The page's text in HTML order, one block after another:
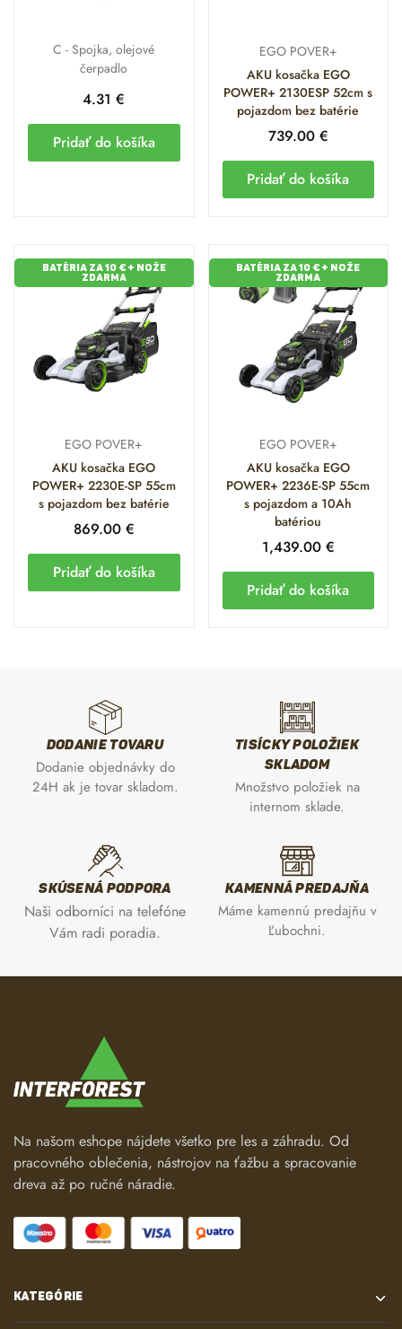
C - Spojka, olejové
čerpadlo
4.31€
Pridať do košíka
EGO POVER+
AKU kosačka EGO
POWER+ 2130ESP 52cm s
pojazdom bez batérie
739.00 €
Pridať do košíka
BATÉRIA ZA 10 € + NOŽE
ZDARMA
EGO POVER+
AKU kosačka EGO
POWER+ 2230E-SP 55cm
s pojazdom bez batérie
869.00 €
Pridať do košíka
BATÉRIA ZA 10 € + NOŽE
ZDARMA
EGO POVER+
AKU kosačka EGO
POWER+ 2236E-SP 55cm
s pojazdom a 10Ah
batériou
1,439.00 €
Pridať do košíka
DODANIE TOVARU
Dodanie objednávky do
24H ak je tovar skladom.
TISÍCKY POLOŽIEK
SKLADOM
Množstvo položiek na
internom sklade.
SKÚSENÁ PODPORA
Naši odborníci na telefóne
Vám radi poradia.
KAMENNÁ PREDAJŇA
Máme kamennú predajňu v
Ľubochni.
Na našom eshope nájdete všetko pre les a záhradu. Od
pracovného oblečenia, nástrojov na ťažbu a spracovanie
dreva až po ručné náradie.
KATEGÓRIE